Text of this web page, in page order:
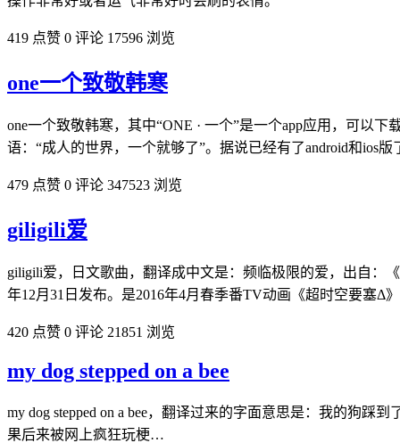
419 点赞 0 评论 17596 浏览
one一个致敬韩寒
one一个致敬韩寒，其中“ONE · 一个”是一个app应用，可以
语：“成人的世界，一个就够了”。据说已经有了android和ios
479 点赞 0 评论 347523 浏览
giligili爱
giligili爱，日文歌曲，翻译成中文是：频临极限的爱，出自：
年12月31日发布。是2016年4月春季番TV动画《超时空要塞Δ
420 点赞 0 评论 21851 浏览
my dog stepped on a bee
my dog stepped on a bee，翻译过来的字面意思是：我的狗
果后来被网上疯狂玩梗…